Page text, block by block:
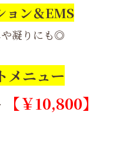
ョン＆EMS
凝りにも◎
メニュー
【￥10,800】